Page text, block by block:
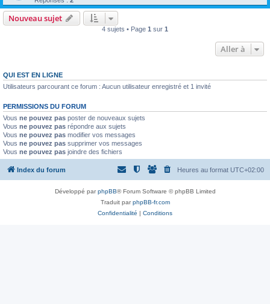
Nouveau sujet
4 sujets • Page 1 sur 1
Aller à
QUI EST EN LIGNE
Utilisateurs parcourant ce forum : Aucun utilisateur enregistré et 1 invité
PERMISSIONS DU FORUM
Vous ne pouvez pas poster de nouveaux sujets
Vous ne pouvez pas répondre aux sujets
Vous ne pouvez pas modifier vos messages
Vous ne pouvez pas supprimer vos messages
Vous ne pouvez pas joindre des fichiers
Index du forum Heures au format UTC+02:00
Développé parphpBB® Forum Software © phpBB Limited
Traduit parphpBB-fr.com
Confidentialité | Conditions